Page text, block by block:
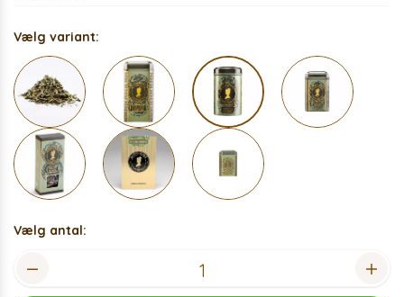
Vælg variant:
Vælg antal: